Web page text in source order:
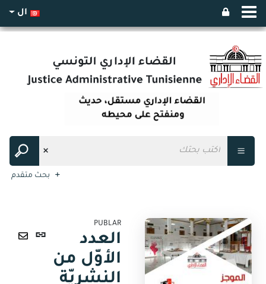
ال
بحث متقدم
ارسال
البريد
PUBLAR
العدد
الأوّل من
النشريّة